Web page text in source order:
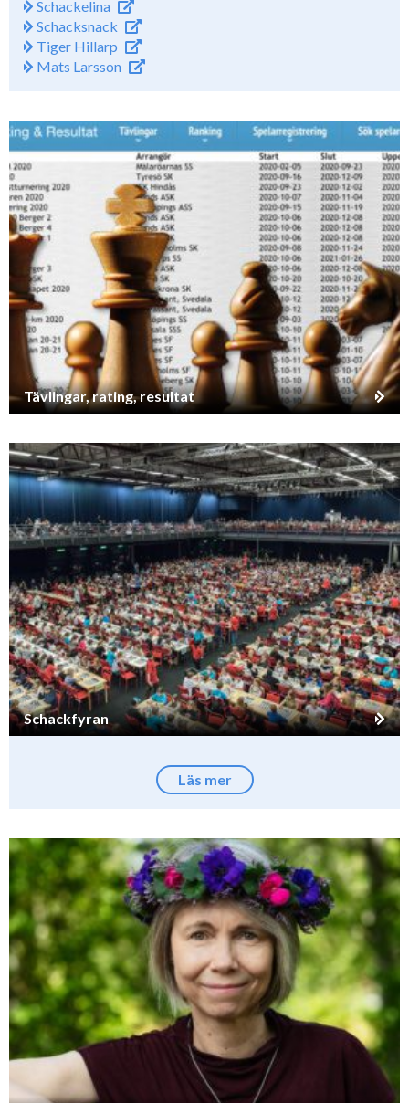
Schackelina
Schacksnack
Tiger Hillarp
Mats Larsson
Tävlingar, rating, resultat
Schackfyran
Läs mer